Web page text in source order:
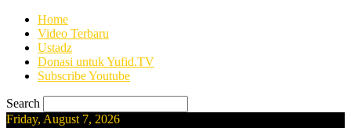
Home
Video Terbaru
Ustadz
Donasi untuk Yufid.TV
Subscribe Youtube
Search
Friday, August 7, 2026